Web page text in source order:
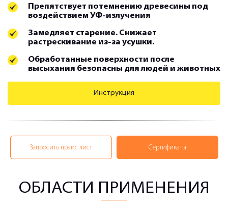
Препятствует потемнению древесины под
воздействием УФ-излучения
Замедляет старение. Снижает
растрескивание из-за усушки.
Обработанные поверхности после
высыхания безопасны для людей и животных
Инструкция
Запросить прайс лист Сертификаты
ОБЛАСТИ ПРИМЕНЕНИЯ